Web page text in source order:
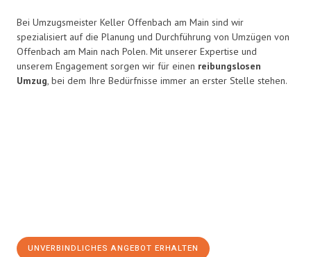
Bei Umzugsmeister Keller Offenbach am Main sind wir
spezialisiert auf die Planung und Durchführung von Umzügen von
Offenbach am Main nach Polen. Mit unserer Expertise und
unserem Engagement sorgen wir für einen reibungslosen
Umzug, bei dem Ihre Bedürfnisse immer an erster Stelle stehen.
UNVERBINDLICHES ANGEBOT ERHALTEN